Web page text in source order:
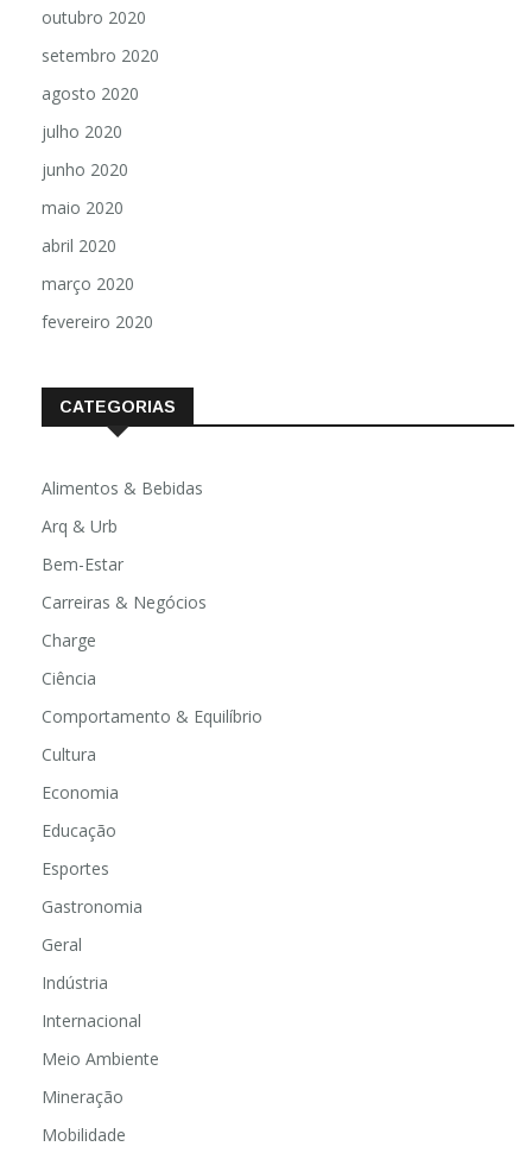
outubro 2020
setembro 2020
agosto 2020
julho 2020
junho 2020
maio 2020
abril 2020
março 2020
fevereiro 2020
CATEGORIAS
Alimentos & Bebidas
Arq & Urb
Bem-Estar
Carreiras & Negócios
Charge
Ciência
Comportamento & Equilíbrio
Cultura
Economia
Educação
Esportes
Gastronomia
Geral
Indústria
Internacional
Meio Ambiente
Mineração
Mobilidade